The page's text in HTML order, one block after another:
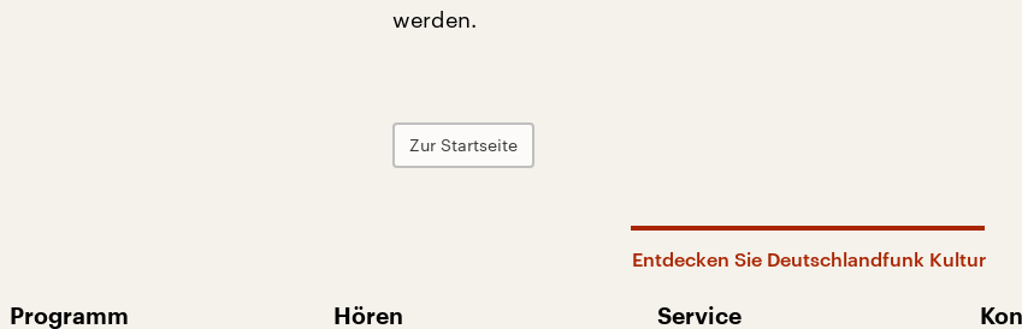
werden.
Zur Startseite
Entdecken Sie Deutschlandfunk Kultur
Programm Hören Service